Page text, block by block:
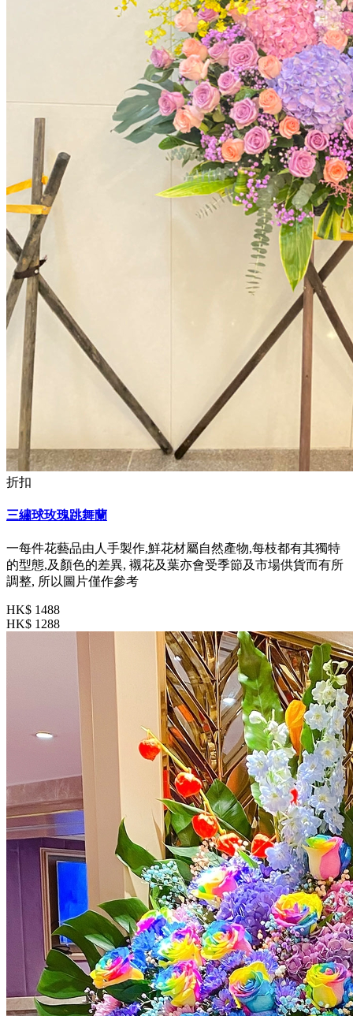
折扣
三繡球玫瑰跳舞蘭
一每件花藝品由人手製作,鮮花材屬自然產物,每枝都有其獨特
的型態,及顏色的差異, 襯花及葉亦會受季節及市場供貨而有所
調整, 所以圖片僅作參考
HK$ 1488
HK$ 1288